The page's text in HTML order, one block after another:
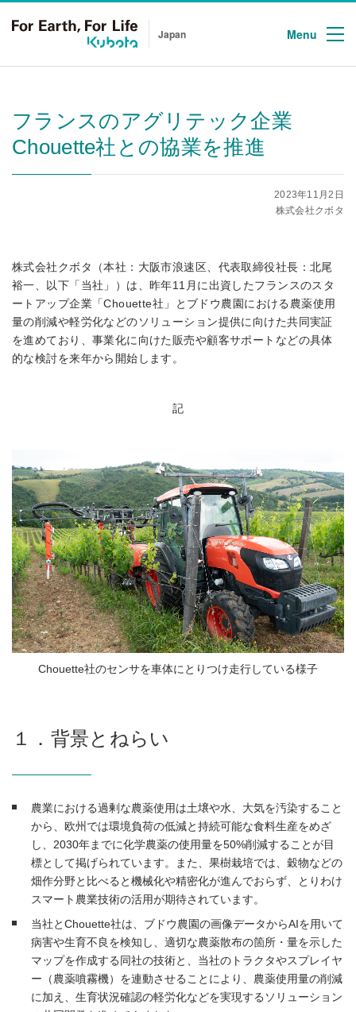
Japan Menu
フランスのアグリテック企業
Chouette社との協業を推進
2023年11月2日
株式会社クボタ
株式会社クボタ（本社：大阪市浪速区、代表取締役社長：北尾
裕一、以下「当社」）は、昨年11月に出資したフランスのスタ
ートアップ企業「Chouette社」とブドウ農園における農薬使用
量の削減や軽労化などのソリューション提供に向けた共同実証
を進めており、事業化に向けた販売や顧客サポートなどの具体
的な検討を来年から開始します。
記
Chouette社のセンサを車体にとりつけ走行している様子
１．背景とねらい
農業における過剰な農薬使用は土壌や水、大気を汚染すること
から、欧州では環境負荷の低減と持続可能な食料生産をめざ
し、2030年までに化学農薬の使用量を50%削減することが目
標として掲げられています。また、果樹栽培では、穀物などの
畑作分野と比べると機械化や精密化が進んでおらず、とりわけ
スマート農業技術の活用が期待されています。
当社とChouette社は、ブドウ農園の画像データからAIを用いて
病害や生育不良を検知し、適切な農薬散布の箇所・量を示した
マップを作成する同社の技術と、当社のトラクタやスプレイヤ
ー（農薬噴霧機）を連動させることにより、農薬使用量の削減
に加え、生育状況確認の軽労化などを実現するソリューション